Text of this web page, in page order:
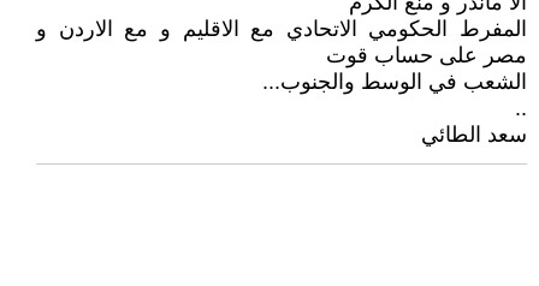
المفرط الحكومي الاتحادي مع الاقليم و مع الاردن و
مصر على حساب قوت
الشعب في الوسط والجنوب...
..
سعد الطائي